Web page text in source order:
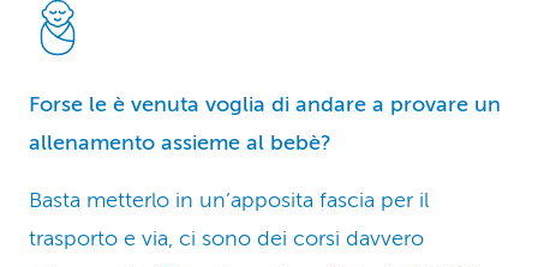
Forse le è venuta voglia di andare a provare un
allenamento assieme al bebè?
Basta metterlo in un’apposita fascia per il
trasporto e via, ci sono dei corsi davvero